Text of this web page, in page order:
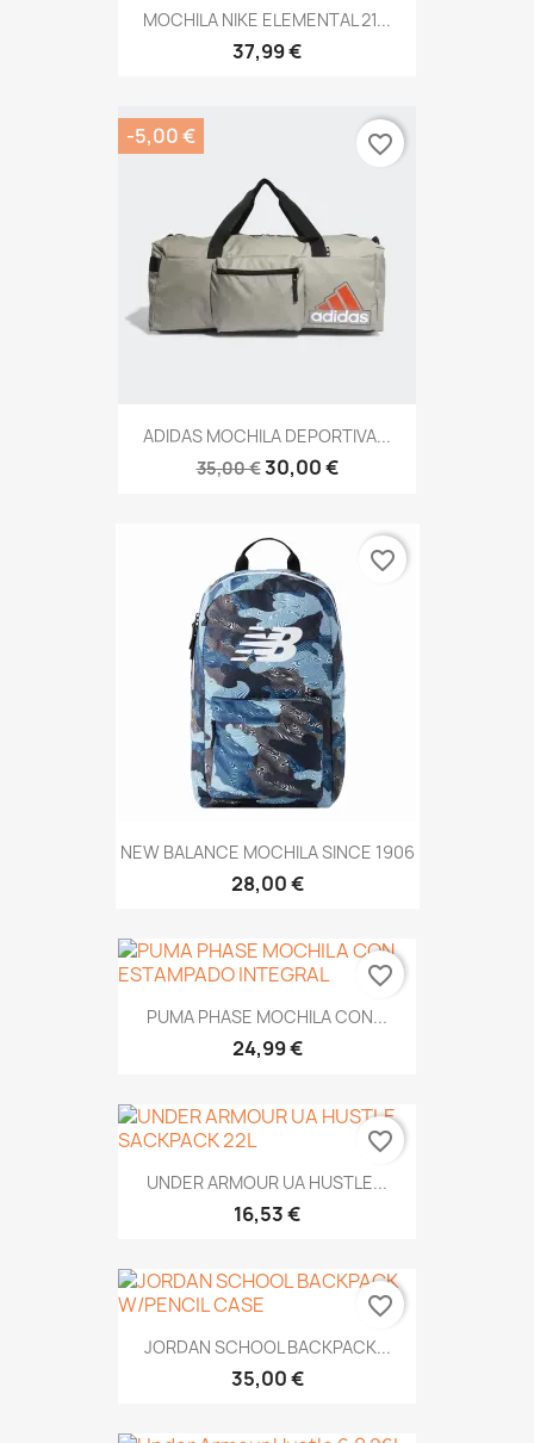
MOCHILA NIKE ELEMENTAL 21...
37,99 €
ADIDAS MOCHILA DEPORTIVA...
35,00 €30,00 €
-5,00 € favorite_border
NEW BALANCE MOCHILA SINCE 1906
28,00 €
favorite_border
PUMA PHASE MOCHILA CON...
24,99 €
favorite_border
UNDER ARMOUR UA HUSTLE...
16,53 €
favorite_border
JORDAN SCHOOL BACKPACK...
35,00 €
favorite_border